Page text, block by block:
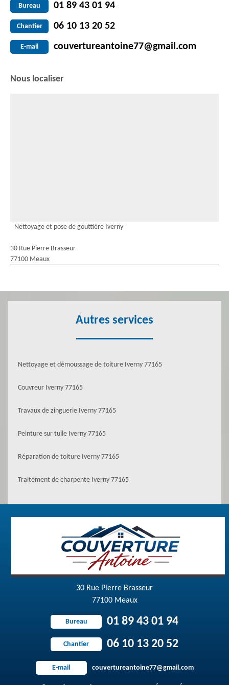
Bureau 01 89 43 01 94
Chantier 06 10 13 20 52
E-mail couvertureantoine77@gmail.com
Nous localiser
Nettoyage et pose de gouttière Iverny
30 Rue Pierre Brasseur
77100 Meaux
Autres services
Nettoyage et démoussage de toiture Iverny 77165
Couvreur Iverny 77165
Travaux de zinguerie Iverny 77165
Peinture sur tuile Iverny 77165
Réparation de toiture Iverny 77165
Traitement de charpente Iverny 77165
30 Rue Pierre Brasseur
77100 Meaux
Bureau 01 89 43 01 94
Chantier 06 10 13 20 52
E-mail couvertureantoine77@gmail.com